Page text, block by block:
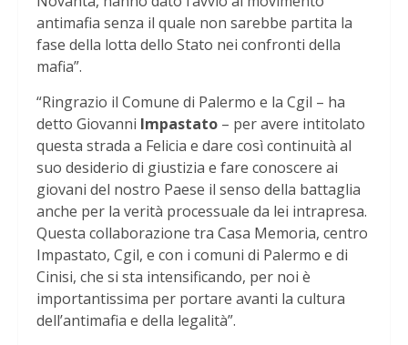
antimafia senza il quale non sarebbe partita la
fase della lotta dello Stato nei confronti della
mafia”.
“Ringrazio il Comune di Palermo e la Cgil – ha
detto Giovanni Impastato – per avere intitolato
questa strada a Felicia e dare così continuità al
suo desiderio di giustizia e fare conoscere ai
giovani del nostro Paese il senso della battaglia
anche per la verità processuale da lei intrapresa.
Questa collaborazione tra Casa Memoria, centro
Impastato, Cgil, e con i comuni di Palermo e di
Cinisi, che si sta intensificando, per noi è
importantissima per portare avanti la cultura
dell’antimafia e della legalità”.